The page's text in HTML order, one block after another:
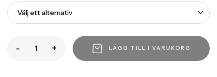
- + LÄGG TILL I VARUKORG